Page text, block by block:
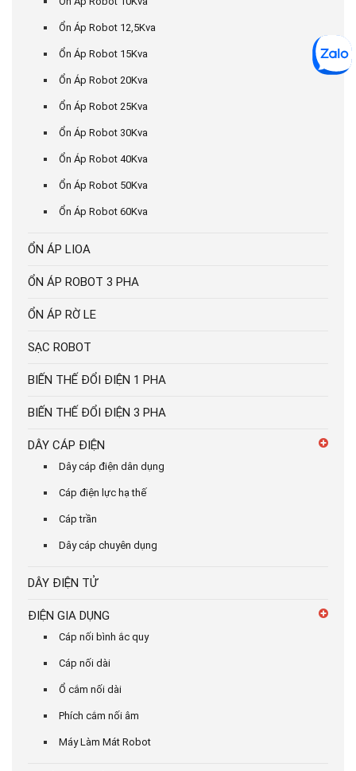
Ổn Áp Robot 12,5Kva
Ổn Áp Robot 15Kva
Ổn Áp Robot 20Kva
Ổn Áp Robot 25Kva
Ổn Áp Robot 30Kva
Ổn Áp Robot 40Kva
Ổn Áp Robot 50Kva
Ổn Áp Robot 60Kva
ỔN ÁP LIOA
ỔN ÁP ROBOT 3 PHA
ỔN ÁP RỜ LE
SẠC ROBOT
BIẾN THẾ ĐỔI ĐIỆN 1 PHA
BIẾN THẾ ĐỔI ĐIỆN 3 PHA
DÂY CÁP ĐIỆN
Dây cáp điện dân dụng
Cáp điện lực hạ thế
Cáp trần
Dây cáp chuyên dụng
DÂY ĐIỆN TỬ
ĐIỆN GIA DỤNG
Cáp nối bình ắc quy
Cáp nối dài
Ổ cắm nối dài
Phích cắm nối âm
Máy Làm Mát Robot